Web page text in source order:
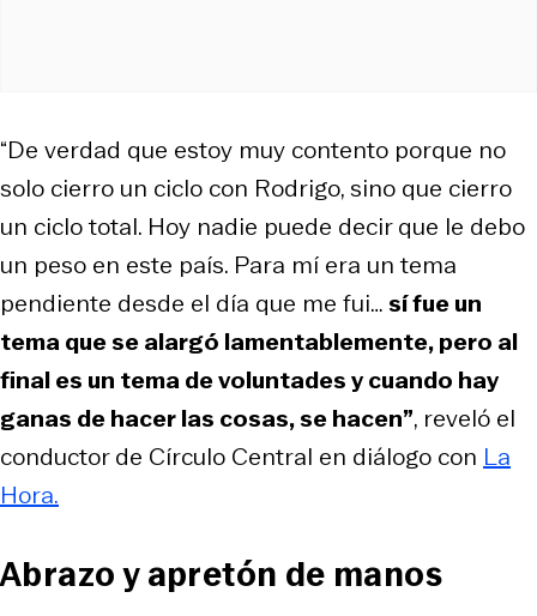
“De verdad que estoy muy contento porque no
solo cierro un ciclo con Rodrigo, sino que cierro
un ciclo total. Hoy nadie puede decir que le debo
un peso en este país. Para mí era un tema
pendiente desde el día que me fui…sí fue un
tema que se alargó lamentablemente, pero al
final es un tema de voluntades y cuando hay
ganas de hacer las cosas, se hacen”, reveló el
conductor de Círculo Central en diálogo con La
Hora.
Abrazo y apretón de manos